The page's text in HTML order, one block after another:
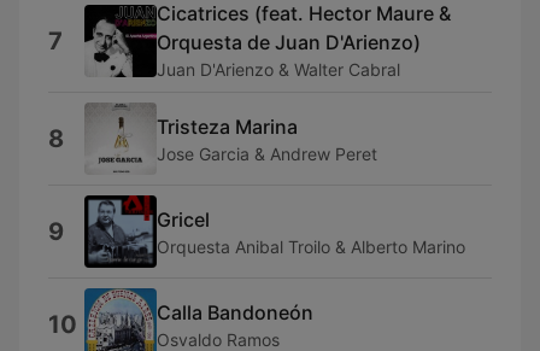
7
Cicatrices (feat. Hector Maure &
Orquesta de Juan D'Arienzo)
Juan D'Arienzo & Walter Cabral
8 Tristeza Marina
Jose Garcia & Andrew Peret
9 Gricel
Orquesta Anibal Troilo & Alberto Marino
10 Calla Bandoneón
Osvaldo Ramos